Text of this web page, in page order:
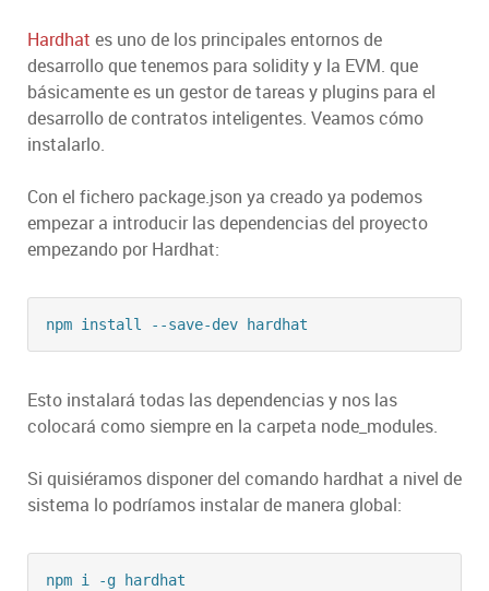
Hardhat es uno de los principales entornos de
desarrollo que tenemos para solidity y la EVM. que
básicamente es un gestor de tareas y plugins para el
desarrollo de contratos inteligentes. Veamos cómo
instalarlo.
Con el fichero package.json ya creado ya podemos
empezar a introducir las dependencias del proyecto
empezando por Hardhat:
npm install --save-dev hardhat
Esto instalará todas las dependencias y nos las
colocará como siempre en la carpeta node_modules.
Si quisiéramos disponer del comando hardhat a nivel de
sistema lo podríamos instalar de manera global:
npm i -g hardhat